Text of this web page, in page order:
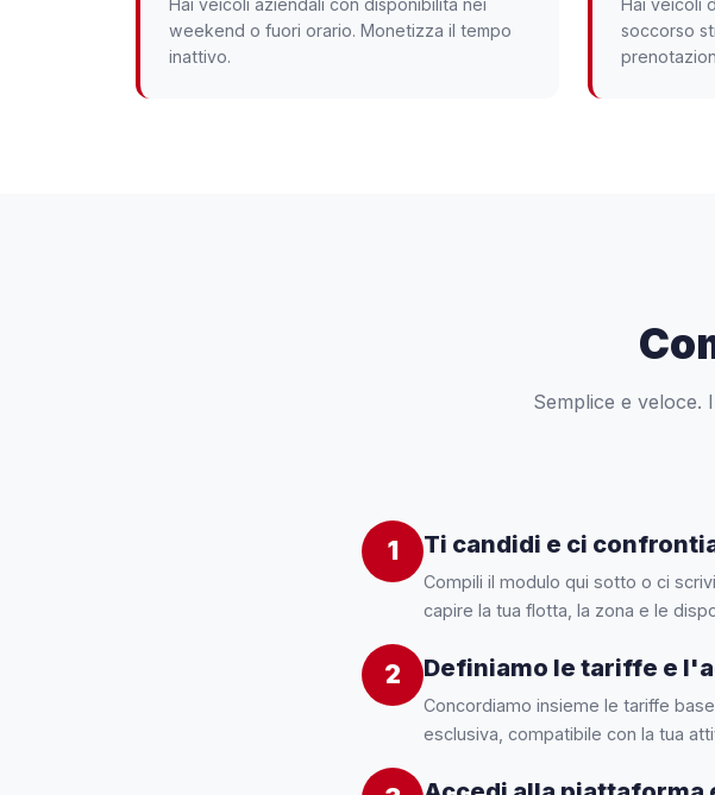
weekend o fuori orario. Monetizza il tempo
inattivo.
soccorso
Semplice e veloce.
1 Ti candidi e ci
Compili il modulo qui sotto o ci
capire la tua flotta, la zona e le
2 Definiamo le tariffe e
Concordiamo insieme le tariffe
esclusiva, compatibile con la tua